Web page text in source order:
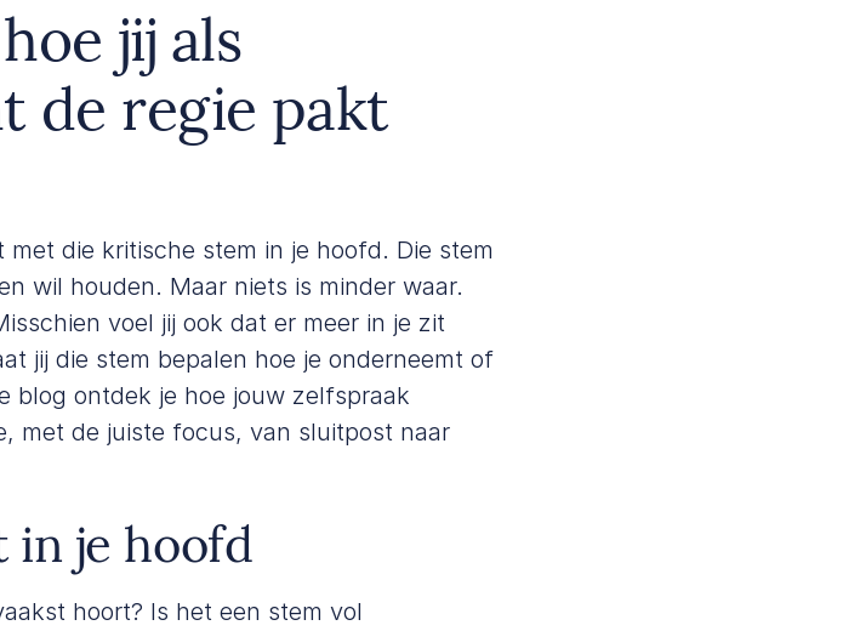
jij als
de regie pakt
die kritische stem in je hoofd. Die stem
wil houden. Maar niets is minder waar.
voel jij ook dat er meer in je zit
jij die stem bepalen hoe je onderneemt of
blog ontdek je hoe jouw zelfspraak
met de juiste focus, van sluitpost naar
in je hoofd
hoort? Is het een stem vol